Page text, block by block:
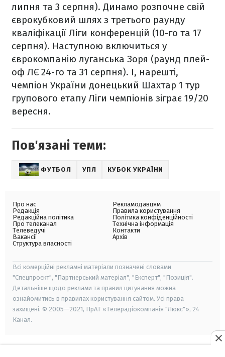
липня та 3 серпня). Динамо розпочне свій
єврокубковий шлях з третього раунду
кваліфікації Ліги конференцій (10-го та 17
серпня). Наступною включиться у
єврокомпанію луганська Зоря (раунд плей-
оф ЛЄ 24-го та 31 серпня). І, нарешті,
чемпіон України донецький Шахтар 1 тур
групового етапу Ліги чемпіонів зіграє 19/20
вересня.
Пов'язані теми:
ФУТБОЛ УПЛ КУБОК УКРАЇНИ
Про нас
Редакція
Редакційна політика
Про телеканал
Телеведучі
Вакансії
Структура власності
Рекламодавцям
Правила користування
Політика конфіденційності
Технічна інформація
Контакти
Архів
Всі комерційні рекламні матеріали позначені словами
"Спецпроєкт", "Партнерський матеріал", "Експерт", "Позиція".
Детальніше щодо реклами та правил цитування можна
ознайомитись в правилах користування сайтом. Усі права
захищені. © 2005—2021, ПрАТ «Телерадіокомпанія "Люкс"», 24
Канал.